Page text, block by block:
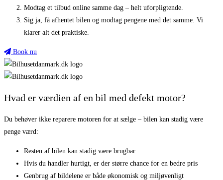
Modtag et tilbud online samme dag – helt uforpligtende.
Sig ja, få afhentet bilen og modtag pengene med det samme. Vi
klarer alt det praktiske.
Book nu
Hvad er værdien af en bil med defekt motor?
Du behøver ikke reparere motoren for at sælge – bilen kan stadig være
penge værd:
Resten af bilen kan stadig være brugbar
Hvis du handler hurtigt, er der større chance for en bedre pris
Genbrug af bildelene er både økonomisk og miljøvenligt